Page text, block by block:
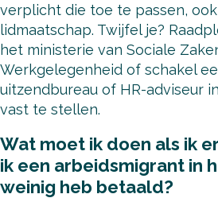
verplicht die toe te passen,
lidmaatschap. Twijfel je?
het ministerie van Sociale
Werkgelegenheid of schakel
uitzendbureau of HR-adviseur
vast te stellen.
Wat moet ik doen als ik
ik een arbeidsmigrant in
weinig heb betaald?